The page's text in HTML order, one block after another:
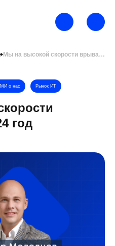
Мы на высокой скорости врываемся в 2024 год
год
о нас Рынок ИТ